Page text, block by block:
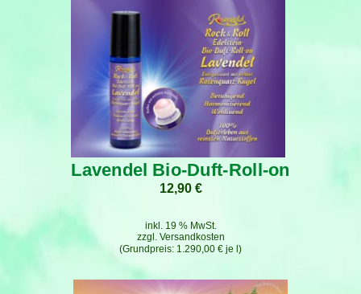
Lavendel Bio-Duft-Roll-on
12,90 €
1.290,00 € je l
inkl. 19 % MwSt.
zzgl. Versandkosten